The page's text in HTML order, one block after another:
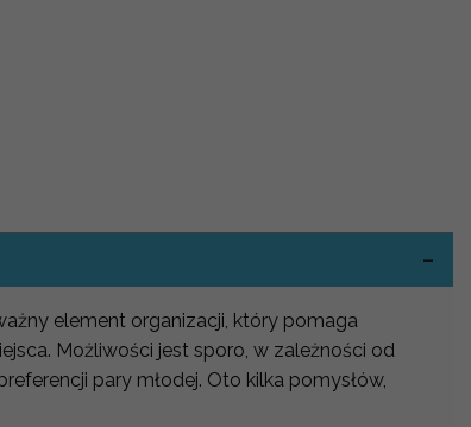
element organizacji, który pomaga
Możliwości jest sporo, w zależności od
pary młodej. Oto kilka pomysłów,